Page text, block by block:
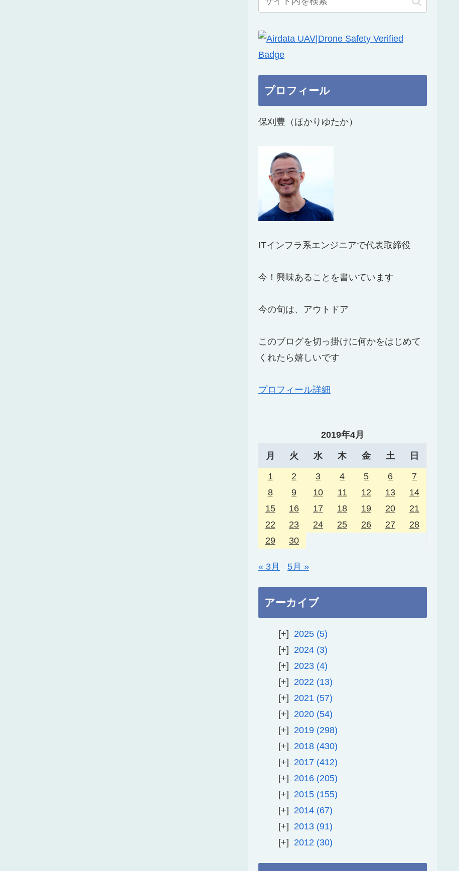
プロフィール
保刈豊（ほかりゆたか）
ITインフラ系エンジニアで代表取締役
今！興味あることを書いています
今の旬は、アウトドア
このブログを切っ掛けに何かをはじめて
くれたら嬉しいです
プロフィール詳細
2019年4月
月 火 水 木 金 土 日
1 2 3 4 5 6
7
8
9 10 11 12 13
14
15
16 17 18 19 20
21
22
23 24 25 26 27
28
29
30
« 3月 5月 »
アーカイブ
2025 5
2024 3
2023 4
2022
13
2021
57
2020 54
2019 298
2018 430
2017 412
2016 205
2015 155
2014 67
2013 91
2012
30